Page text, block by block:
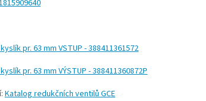
pr. 63 mm VSTUP - 388411361572
pr. 63 mm VÝSTUP - 388411360872P
Katalog redukčních ventilů GCE